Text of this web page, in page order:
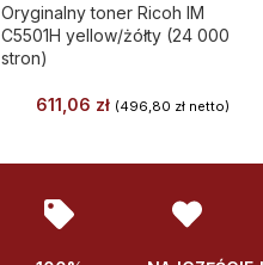
Oryginalny toner Ricoh IM
C5501H yellow/żółty (24 000
stron)
611,06 zł (496,80 złnetto)